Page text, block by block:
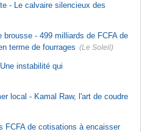
- Le calvaire silencieux des
brousse - 499 milliards de FCFA de
terme de fourrages (Le Soleil)
instabilité qui
local - Kamal Raw, l'art de coudre
FCFA de cotisations à encaisser